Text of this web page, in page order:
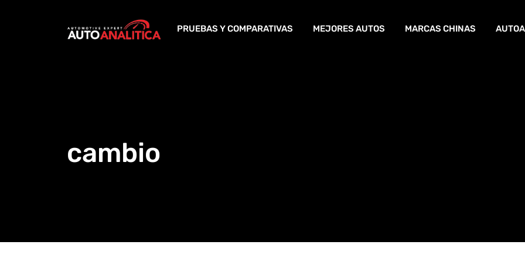
PRUEBAS Y COMPARATIVAS MEJORES AUTOS MARCAS CHINAS
cambio